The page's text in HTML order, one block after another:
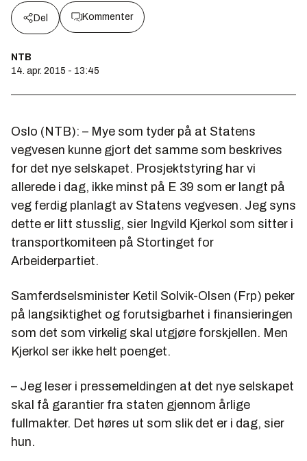
Del Kommenter
NTB
14. apr. 2015 - 13:45
Oslo (NTB): – Mye som tyder på at Statens
vegvesen kunne gjort det samme som beskrives
for det nye selskapet. Prosjektstyring har vi
allerede i dag, ikke minst på E 39 som er langt på
veg ferdig planlagt av Statens vegvesen. Jeg syns
dette er litt stusslig, sier Ingvild Kjerkol som sitter i
transportkomiteen på Stortinget for
Arbeiderpartiet.
Samferdselsminister Ketil Solvik-Olsen (Frp) peker
på langsiktighet og forutsigbarhet i finansieringen
som det som virkelig skal utgjøre forskjellen. Men
Kjerkol ser ikke helt poenget.
– Jeg leser i pressemeldingen at det nye selskapet
skal få garantier fra staten gjennom årlige
fullmakter. Det høres ut som slik det er i dag, sier
hun.